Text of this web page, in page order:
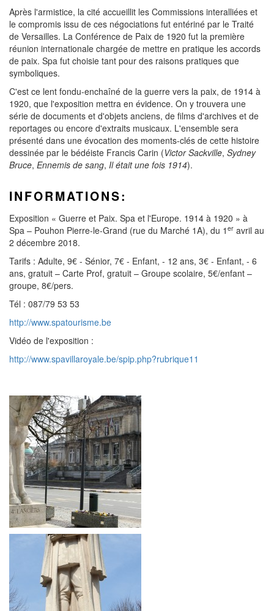
Après l'armistice, la cité accueillit les Commissions interalliées et
le compromis issu de ces négociations fut entériné par le Traité
de Versailles. La Conférence de Paix de 1920 fut la première
réunion internationale chargée de mettre en pratique les accords
de paix. Spa fut choisie tant pour des raisons pratiques que
symboliques.
C'est ce lent fondu-enchaîné de la guerre vers la paix, de 1914 à
1920, que l'exposition mettra en évidence. On y trouvera une
série de documents et d'objets anciens, de films d'archives et de
reportages ou encore d'extraits musicaux. L'ensemble sera
présenté dans une évocation des moments-clés de cette histoire
dessinée par le bédéiste Francis Carin (Victor Sackville, Sydney
Bruce, Ennemis de sang, Il était une fois 1914).
INFORMATIONS:
Exposition « Guerre et Paix. Spa et l'Europe. 1914 à 1920 » à
Spa – Pouhon Pierre-le-Grand (rue du Marché 1A), du 1 er avril au
2 décembre 2018.
Tarifs : Adulte, 9€ - Sénior, 7€ - Enfant, - 12 ans, 3€ - Enfant, - 6
ans, gratuit – Carte Prof, gratuit – Groupe scolaire, 5€/enfant –
groupe, 8€/pers.
Tél : 087/79 53 53
http://www.spatourisme.be
Vidéo de l'exposition :
http://www.spavillaroyale.be/spip.php?rubrique11